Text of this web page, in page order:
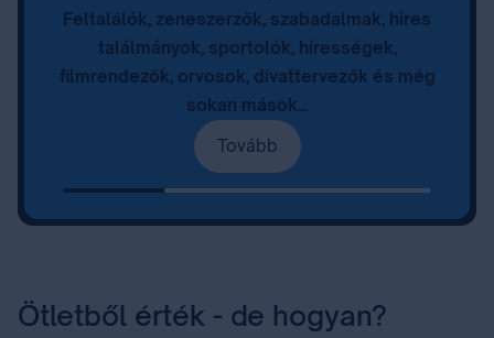
Feltalálók, zeneszerzők, szabadalmak, híres
találmányok, sportolók, hírességek,
filmrendezők, orvosok, divattervezők és még
sokan mások...
Tovább
Ötletből érték - de hogyan?